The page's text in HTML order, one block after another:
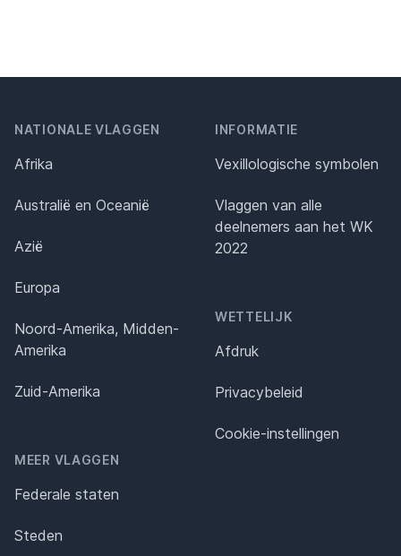
NATIONALE VLAGGEN
Afrika
Australië en Oceanië
Azië
Europa
Noord-Amerika, Midden-
Amerika
Zuid-Amerika
MEER VLAGGEN
Federale staten
Steden
INFORMATIE
Vexillologische symbolen
Vlaggen van alle
deelnemers aan het WK
2022
WETTELIJK
Afdruk
Privacybeleid
Cookie-instellingen